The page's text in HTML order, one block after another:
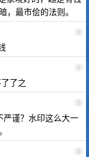
，最市侩的法则。
3
4
了之
5
严谨？水印这么大一
6